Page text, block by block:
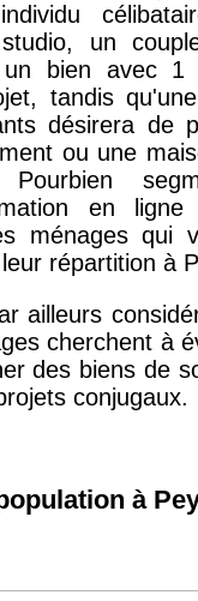
un
un bien avec
tandis
désirera de
ou une
en ligne
ménages qui
répartition à
ailleurs
cherchent à
des biens de
conjugaux.
à